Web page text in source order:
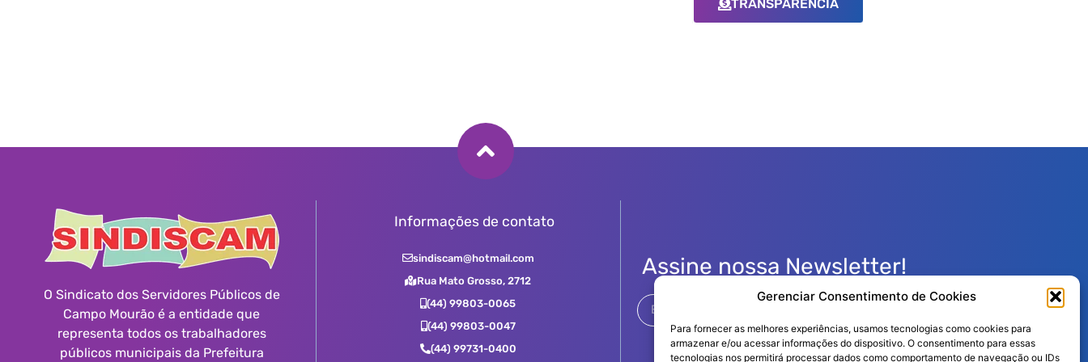
Gerenciar Consentimento de Cookies
Para fornecer as melhores experiências, usamos tecnologias como cookies para
armazenar e/ou acessar informações do dispositivo. O consentimento para essas
tecnologias nos permitirá processar dados como comportamento de navegação ou IDs
TRANSPARÊNCIA
O Sindicato dos Servidores Públicos de
Campo Mourão é a entidade que
representa todos os trabalhadores
públicos municipais da Prefeitura
Informações de contato
sindiscam@hotmail.com
Rua Mato Grosso, 2712
(44) 99803-0065
(44) 99803-0047
(44) 99731-0400
Assine nossa Newsletter!
Enviar